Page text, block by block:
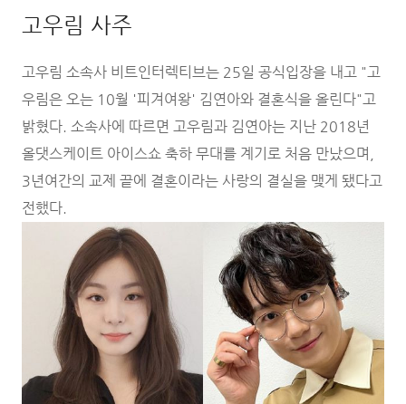
고우림 사주
고우림 소속사 비트인터렉티브는 25일 공식입장을 내고 "고
우림은 오는 10월 '피겨여왕' 김연아와 결혼식을 올린다"고
밝혔다. 소속사에 따르면 고우림과 김연아는 지난 2018년
올댓스케이트 아이스쇼 축하 무대를 계기로 처음 만났으며,
3년여간의 교제 끝에 결혼이라는 사랑의 결실을 맺게 됐다고
전했다.